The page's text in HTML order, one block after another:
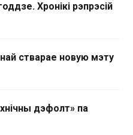
Хронікі рэпрэсій
стварае новую мэту
дэфолт» па